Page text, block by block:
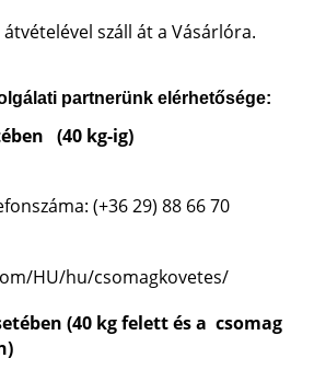
száll át a Vásárlóra.
partnerünk elérhetősége:
(40 kg-ig)
(+36 29) 88 66 70
HU/hu/csomagkovetes/
(40 kg felett és a csomag